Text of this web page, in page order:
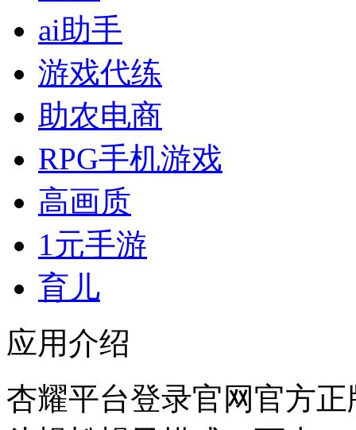
ai助手
游戏代练
助农电商
RPG手机游戏
高画质
1元手游
育儿
应用介绍
杏耀平台登录官网官方